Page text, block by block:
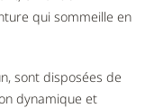
qui sommeille en
sont disposées de
dynamique et